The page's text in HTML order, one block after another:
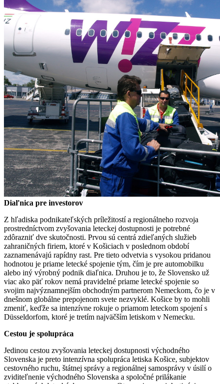
Diaľnica pre investorov
Z hľadiska podnikateľských príležitostí a regionálneho rozvoja
prostredníctvom zvyšovania leteckej dostupnosti je potrebné
zdôrazniť dve skutočnosti. Prvou sú centrá zdieľaných služieb
zahraničných firiem, ktoré v Košiciach v poslednom období
zaznamenávajú rapídny rast. Pre tieto odvetvia s vysokou pridanou
hodnotou je priame letecké spojenie tým, čím je pre automobilku
alebo iný výrobný podnik diaľnica. Druhou je to, že Slovensko už
viac ako päť rokov nemá pravidelné priame letecké spojenie so
svojim najvýznamnejším obchodným partnerom Nemeckom, čo je v
dnešnom globálne prepojenom svete nezvyklé. Košice by to mohli
zmeniť, keďže sa intenzívne rokuje o priamom leteckom spojení s
Düsseldorfom, ktoré je tretím najväčším letiskom v Nemecku.
Cestou je spolupráca
Jedinou cestou zvyšovania leteckej dostupnosti východného
Slovenska je preto intenzívna spolupráca letiska Košice, subjektov
cestovného ruchu, štátnej správy a regionálnej samosprávy v úsilí o
zviditeľnenie východného Slovenska a spoločné prilákanie